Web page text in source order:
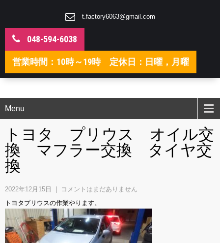
t.factory6063@gmail.com
048-594-6038
営業時間：10時～19時 定休日：日曜，月曜
Menu
トヨタ プリウス オイル交
換 マフラー交換 タイヤ交
換
2022年12月15日
コメントはまだありません
トヨタプリウスの作業やります。